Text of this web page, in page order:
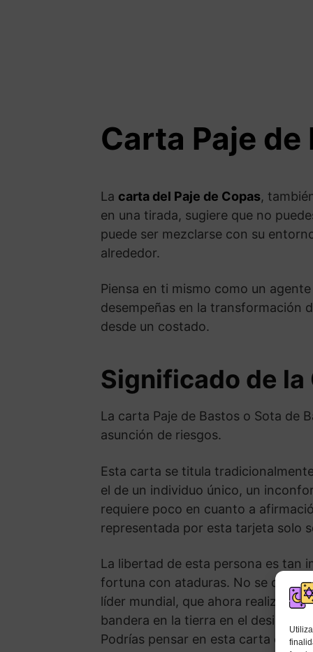
Carta Paje de
La carta del Paje de Copas,
en una tirada, sugiere que no
puede ser mezclarse con su
alrededor.
Piensa en ti mismo como un
desempeñas en la transformación
desde un costado.
Significado de la
La carta Paje de Bastos o Sota de
asunción de riesgos.
Esta carta se titula
el de un individuo único, un
requiere poco en cuanto a
representada por esta tarjeta solo
La libertad de esta persona es tan
fortuna con ataduras. No se deje
líder mundial, que ahora realiza un
bandera en la tierra en el desierto
Podrías pensar en esta carta como